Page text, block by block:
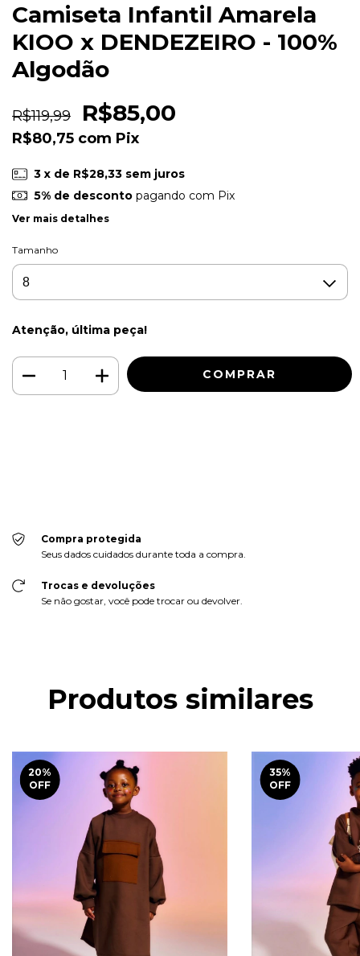
Camiseta Infantil Amarela
KIOO x DENDEZEIRO - 100%
Algodão
R$119,99 R$85,00
R$80,75 com Pix
3 x de R$28,33 sem juros
5% de descontopagando com Pix
Ver mais detalhes
Tamanho
Atenção, última peça!
Compra protegida
Seus dados cuidados durante toda a compra.
Trocas e devoluções
Se não gostar, você pode trocar ou devolver.
Produtos similares
20%
OFF
35%
OFF